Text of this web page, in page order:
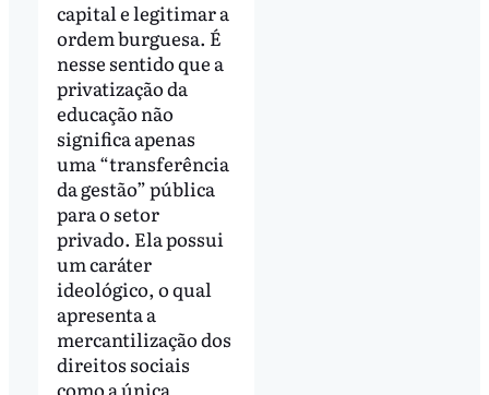
capital e legitimar a
ordem burguesa. É
nesse sentido que a
privatização da
educação não
significa apenas
uma “transferência
da gestão” pública
para o setor
privado. Ela possui
um caráter
ideológico, o qual
apresenta a
mercantilização dos
direitos sociais
como a única